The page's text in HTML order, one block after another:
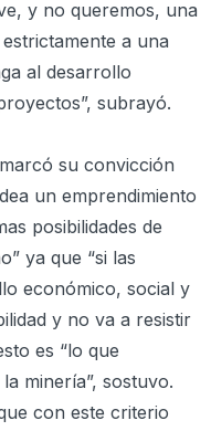
y no queremos, una
a una
al desarrollo
subrayó.
su convicción
un emprendimiento
posibilidades de
ya que “si las
económico, social y
y no va a resistir
es “lo que
minería”, sostuvo.
con este criterio